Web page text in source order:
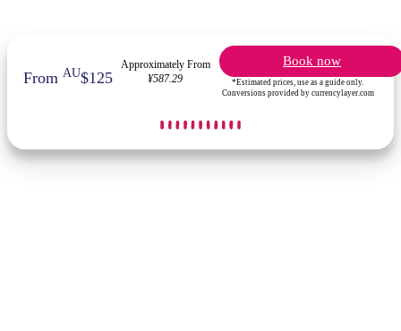
FromAU$125
Approximately From
¥587.29
Book now
*Estimated prices, use as a guide only.
Conversions provided by currencylayer.com